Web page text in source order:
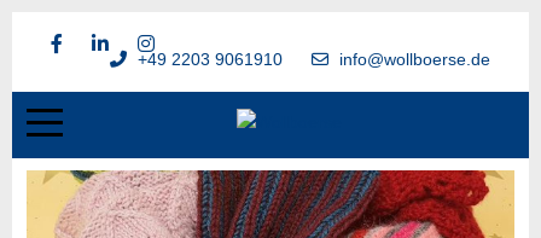
+49 2203 9061910 info@wollboerse.de